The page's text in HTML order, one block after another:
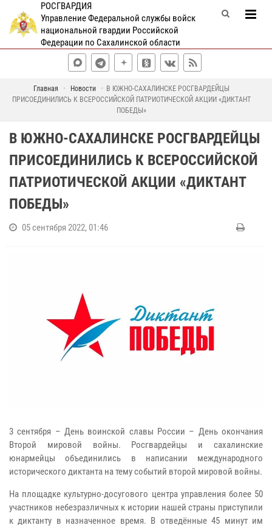
РОСГВАРДИЯ
Управление Федеральной службы войск
национальной гвардии Российской
Федерации по Сахалинской области
Главная Новости
В ЮЖНО-САХАЛИНСКЕ РОСГВАРДЕЙЦЫ
ПРИСОЕДИНИЛИСЬ К ВСЕРОССИЙСКОЙ ПАТРИОТИЧЕСКОЙ АКЦИИ «ДИКТАНТ
ПОБЕДЫ»
В ЮЖНО-САХАЛИНСКЕ РОСГВАРДЕЙЦЫ
ПРИСОЕДИНИЛИСЬ К ВСЕРОССИЙСКОЙ
ПАТРИОТИЧЕСКОЙ АКЦИИ «ДИКТАНТ
ПОБЕДЫ»
05 сентября 2022, 01:46
3 сентября – День воинской славы России – День окончания
Второй мировой войны. Росгвардейцы и сахалинские
юнармейцы объединились в написании международного
исторического диктанта на тему событий второй мировой войны.
На площадке культурно-досугового центра управления более 50
участников небезразличных к истории нашей страны приступили
к диктанту в назначенное время. В отведённые 45 минут им